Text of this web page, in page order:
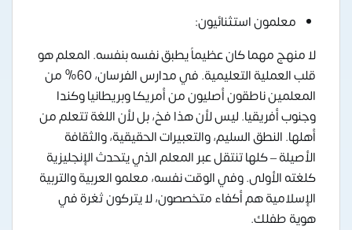
معلمون استثنائيون:
لا منهج مهما كان عظيماً يطبق نفسه بنفسه. المعلم هو
قلب العملية التعليمية. في مدارس الفرسان، 60% من
المعلمين ناطقون أصليون من أمريكا وبريطانيا وكندا
وجنوب أفريقيا. ليس لأن هذا فخ، بل لأن اللغة تتعلم من
أهلها. النطق السليم، والتعبيرات الحقيقية، والثقافة
الأصيلة – كلها تنتقل عبر المعلم الذي يتحدث الإنجليزية
كلغته الأولى. وفي الوقت نفسه، معلمو العربية والتربية
الإسلامية هم أكفاء متخصصون، لا يتركون ثغرة في
هوية طفلك.